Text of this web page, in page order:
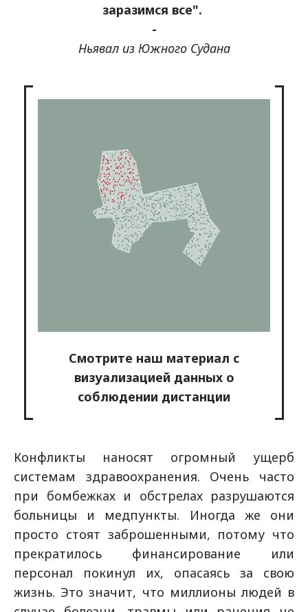
заразимся все".
-
Ньявал из Южного Судана
Смотрите наш материал с
визуализацией данных о
соблюдении дистанции
Конфликты наносят огромный ущерб
системам здравоохранения. Очень часто
при бомбежках и обстрелах разрушаются
больницы и медпункты. Иногда же они
просто стоят заброшенными, потому что
прекратилось финансирование или
персонал покинул их, опасаясь за свою
жизнь. Это значит, что миллионы людей в